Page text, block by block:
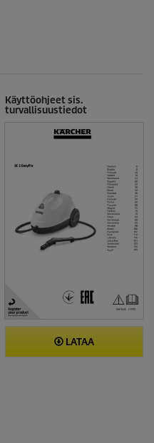
Käyttöohjeet sis.
turvallisuustiedot
LATAA